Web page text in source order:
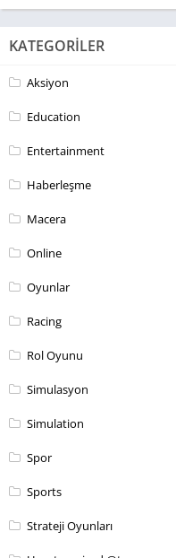
KATEGORILER
Aksiyon
Education
Entertainment
Haberleşme
Macera
Online
Oyunlar
Racing
Rol Oyunu
Simulasyon
Simulation
Spor
Sports
Strateji Oyunları